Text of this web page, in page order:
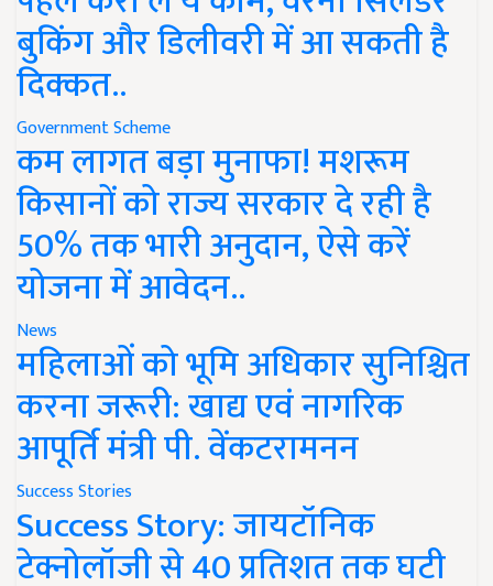
बुकिंग और डिलीवरी में आ सकती है
दिक्कत..
Government Scheme
कम लागत बड़ा मुनाफा! मशरूम
किसानों को राज्य सरकार दे रही है
50% तक भारी अनुदान, ऐसे करें
योजना में आवेदन..
News
महिलाओं को भूमि अधिकार सुनिश्चित
करना जरूरी: खाद्य एवं नागरिक
आपूर्ति मंत्री पी. वेंकटरामनन
Success Stories
Success Story: जायटॉनिक
टेक्नोलॉजी से 40 प्रतिशत तक घटी